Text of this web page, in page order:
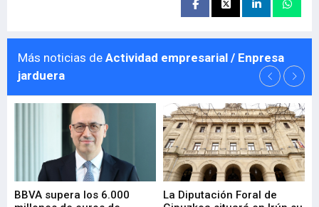
Más noticias de Actividad empresarial / Enpresa
jarduera
BBVA supera los 6.000
La Diputación Foral de